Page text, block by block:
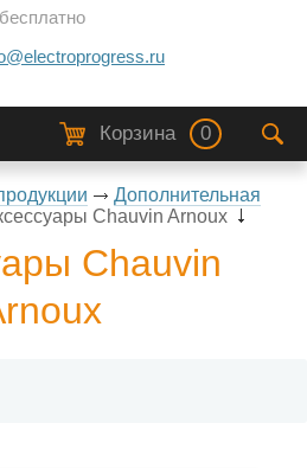
бесплатно
Корзина 0
Дополнительная
Chauvin Arnoux
Chauvin